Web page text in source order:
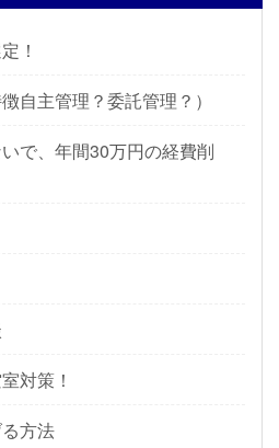
！
自主管理？委託管理？）
で、年間30万円の経費削
対策！
方法